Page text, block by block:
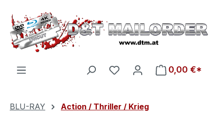
Zum Hauptinhalt springen
Du hast 0 Produkte auf
0,00 €*
BLU-RAY Action / Thriller / Krieg